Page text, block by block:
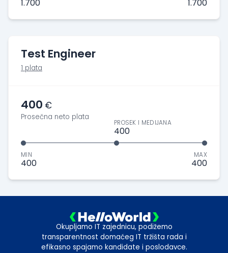
1.700 1.700
Test Engineer
1 plata
400 €
Prosečna neto plata
MIN
400
PROSEK I MEDIJANA
400
MAX
400
Okupljamo IT zajednicu, podižemo
transparentnost domaćeg IT tržišta rada i
efikasno spajamo kandidate i poslodavce.